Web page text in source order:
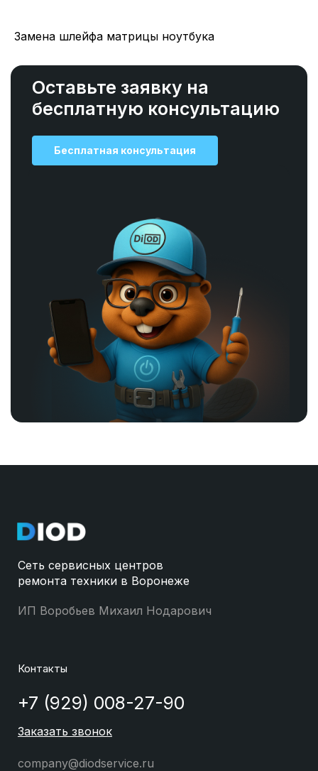
Замена шлейфа матрицы ноутбука
Оставьте заявку на
бесплатную консультацию
Бесплатная консультация
Сеть сервисных центров
ремонта техники в Воронеже
ИП Воробьев Михаил Нодарович
Контакты
+7 (929) 008-27-90
Заказать звонок
company@diodservice.ru